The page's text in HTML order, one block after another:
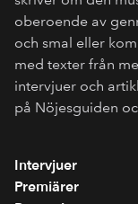
oberoende av
och smal eller
med texter från
intervjuer och
på Nöjesguiden
Intervjuer
Premiärer